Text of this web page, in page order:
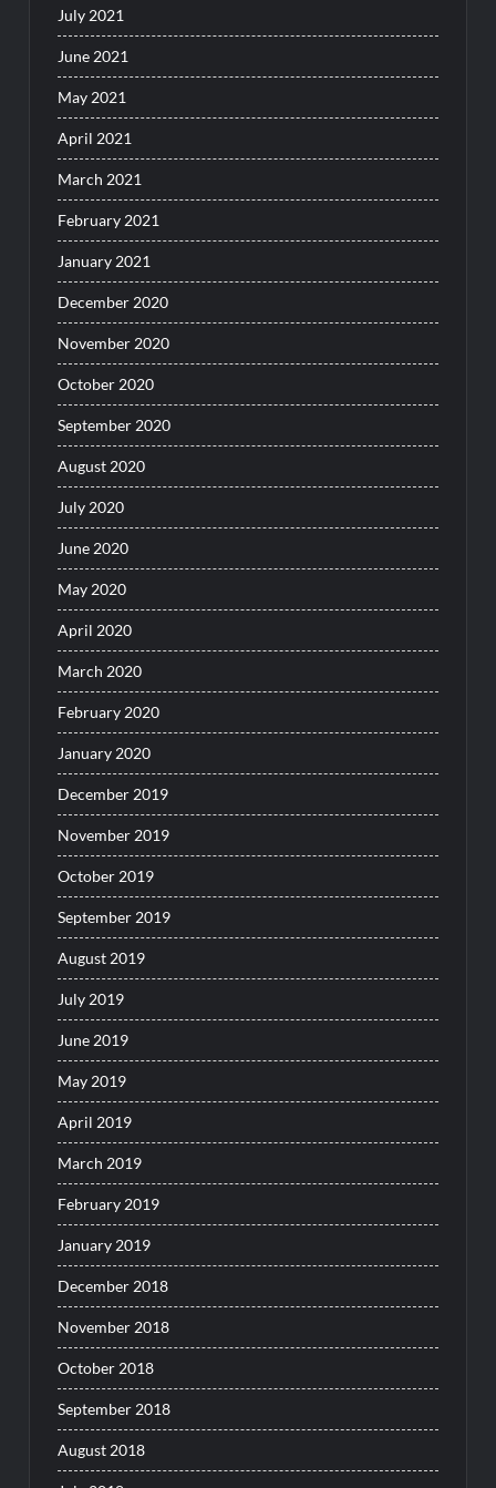
July 2021
June 2021
May 2021
April 2021
March 2021
February 2021
January 2021
December 2020
November 2020
October 2020
September 2020
August 2020
July 2020
June 2020
May 2020
April 2020
March 2020
February 2020
January 2020
December 2019
November 2019
October 2019
September 2019
August 2019
July 2019
June 2019
May 2019
April 2019
March 2019
February 2019
January 2019
December 2018
November 2018
October 2018
September 2018
August 2018